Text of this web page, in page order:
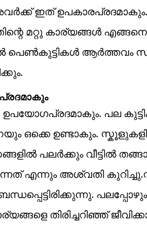
ഇത്
മറ്റു കാര്യങ്ങൾ
ആർത്തവം
പല
ഒക്കെ ഉണ്ടാകും.
പലർക്കും വീട്ടിൽ
എന്നും അശ്വതി
തിരിച്ചറിഞ്ഞ്